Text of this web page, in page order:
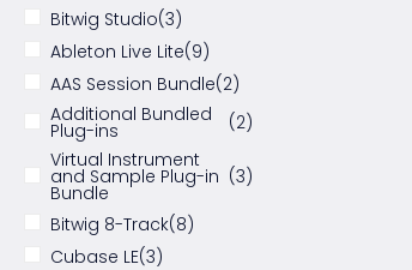
Bitwig Studio(3)
Ableton Live Lite(9)
AAS Session Bundle(2)
Additional Bundled
Plug-ins
(2)
Virtual Instrument
and Sample Plug-in
Bundle
(3)
Bitwig 8-Track(8)
Cubase LE(3)